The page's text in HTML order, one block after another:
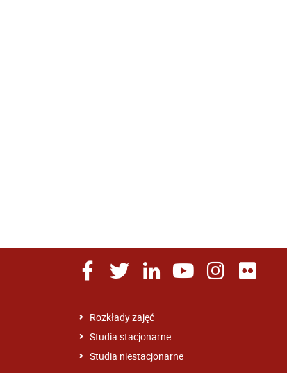
Rozkłady zajęć
Studia stacjonarne
Studia niestacjonarne